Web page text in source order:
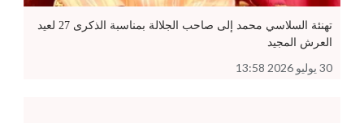
تهنئة السلاسي محمد إلى صاحب الجلالة بمناسبة الذكرى 27 لعيد
العرش المجيد
30 يوليو 2026 13:58